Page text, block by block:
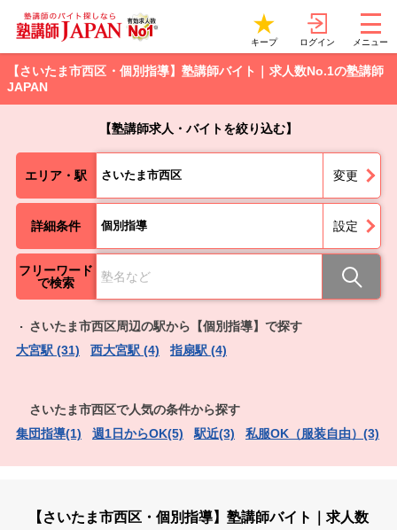
キープ ログイン メニュー
【さいたま市西区・個別指導】塾講師バイト｜求人数No.1の塾講師
JAPAN
【塾講師求人・バイトを絞り込む】
エリア・駅 さいたま市西区 変更
詳細条件 個別指導 設定
フリーワード
で検索
さいたま市西区周辺の駅から【個別指導】で探す
大宮駅 (31)
西大宮駅 (4) 指扇駅 (4)
さいたま市西区で人気の条件から探す
集団指導(1)
週1日からOK(5) 駅近(3) 私服OK（服装自由）(3)
【さいたま市西区・個別指導】塾講師バイト｜求人数